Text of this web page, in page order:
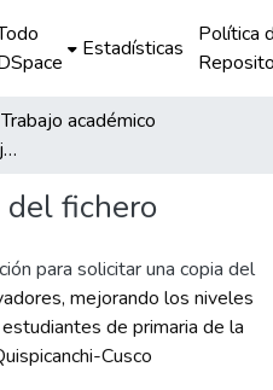
Estadísticas
Política
Trabajo académico
Docentes innovadores, mejorando los niveles de comprensión lectora en los estudiantes de primaria de la I.E. N° 50978 de Mahuayani-Quispicanchi-Cusco
del fichero
para solicitar una copia del
mejorando los niveles
de primaria de la
Cusco